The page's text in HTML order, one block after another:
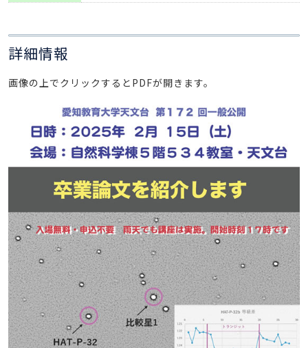
詳細情報
画像の上でクリックするとPDFが開きます。